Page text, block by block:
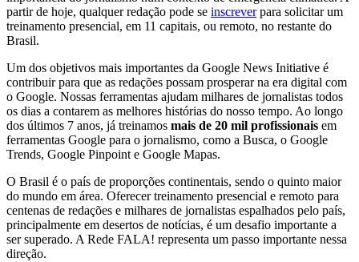
partir de hoje, qualquer redação pode se inscreverpara solicitar um
treinamento presencial, em 11 capitais, ou remoto, no restante do
Brasil.
Um dos objetivos mais importantes da Google News Initiative é
contribuir para que as redações possam prosperar na era digital com
o Google. Nossas ferramentas ajudam milhares de jornalistas todos
os dias a contarem as melhores histórias do nosso tempo. Ao longo
dos últimos 7 anos, já treinamos mais de 20 mil profissionais em
ferramentas Google para o jornalismo, como a Busca, o Google
Trends, Google Pinpoint e Google Mapas.
O Brasil é o país de proporções continentais, sendo o quinto maior
do mundo em área. Oferecer treinamento presencial e remoto para
centenas de redações e milhares de jornalistas espalhados pelo país,
principalmente em desertos de notícias, é um desafio importante a
ser superado. A Rede FALA! representa um passo importante nessa
direção.